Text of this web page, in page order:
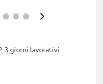
3 giorni lavorativi